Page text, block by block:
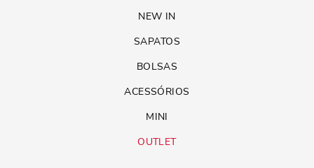
NEW IN
SAPATOS
BOLSAS
ACESSÓRIOS
MINI
OUTLET